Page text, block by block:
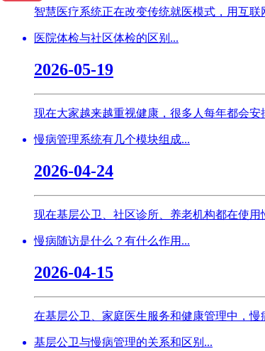
智慧医疗系统正在改变传统就医模式，用互
医院体检与社区体检的区别...
2026-05-19
现在大家越来越重视健康，很多人每年都会
慢病管理系统有几个模块组成...
2026-04-24
现在基层公卫、社区诊所、养老机构都在使
慢病随访是什么？有什么作用...
2026-04-15
在基层公卫、家庭医生服务和健康管理中，
基层公卫与慢病管理的关系和区别...